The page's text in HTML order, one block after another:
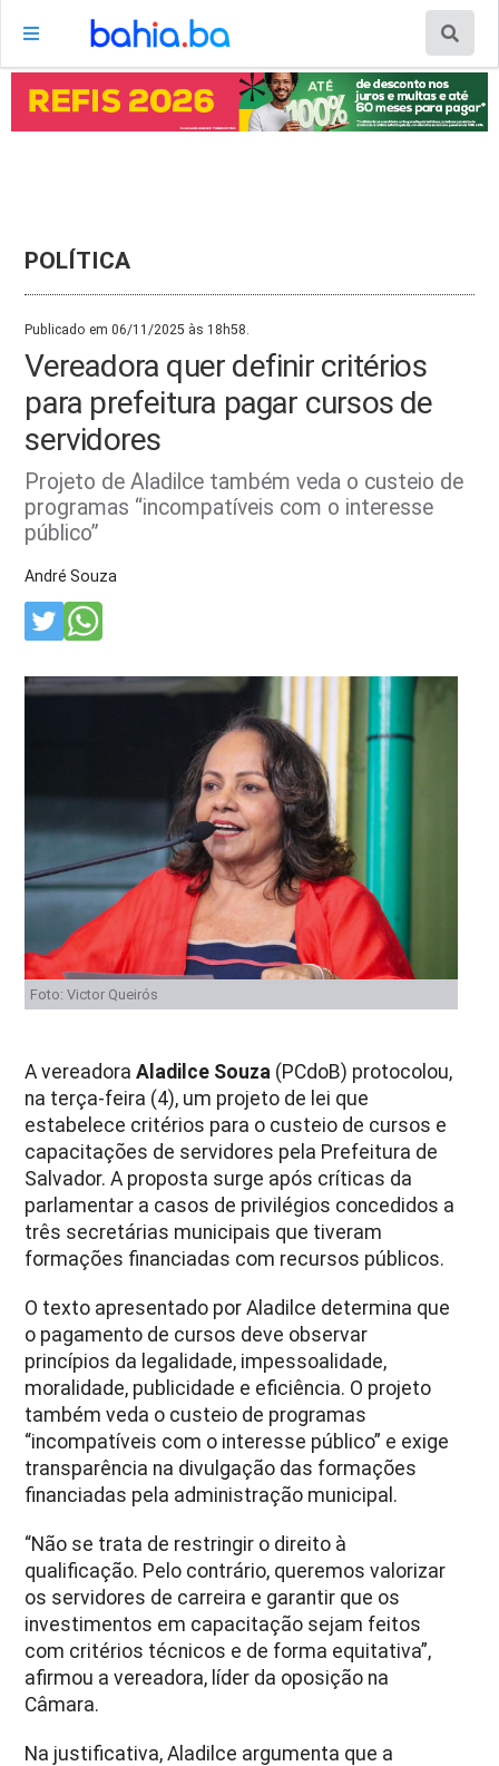
POLÍTICA
Publicado em 06/11/2025 às 18h58.
Vereadora quer definir critérios
para prefeitura pagar cursos de
servidores
Projeto de Aladilce também veda o custeio de
programas “incompatíveis com o interesse
público”
André Souza
Foto: Victor Queirós
A vereadoraAladilce Souza (PCdoB) protocolou,
na terça-feira (4), um projeto de lei que
estabelece critérios para o custeio de cursos e
capacitações de servidores pela Prefeitura de
Salvador. A proposta surge após críticas da
parlamentar a casos de privilégios concedidos a
três secretárias municipais que tiveram
formações financiadas com recursos públicos.
O texto apresentado por Aladilce determina que
o pagamento de cursos deve observar
princípios da legalidade, impessoalidade,
moralidade, publicidade e eficiência. O projeto
também veda o custeio de programas
“incompatíveis com o interesse público” e exige
transparência na divulgação das formações
financiadas pela administração municipal.
“Não se trata de restringir o direito à
qualificação. Pelo contrário, queremos valorizar
os servidores de carreira e garantir que os
investimentos em capacitação sejam feitos
com critérios técnicos e de forma equitativa”,
afirmou a vereadora, líder da oposição na
Câmara.
Na justificativa, Aladilce argumenta que a